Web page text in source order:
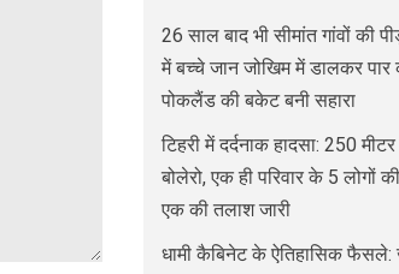
26 साल बाद भी सीमांत गांवों की
में बच्चे जान जोखिम में डालकर पार
पोकलैंड की बकेट बनी सहारा
टिहरी में दर्दनाक हादसा: 250 मीटर
बोलेरो, एक ही परिवार के 5 लोगों
एक की तलाश जारी
धामी कैबिनेट के ऐतिहासिक